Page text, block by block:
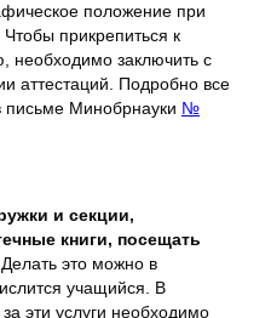
положение при
прикрепиться к
необходимо заключить с
аттестаций. Подробно все
письме Минобрнауки №
и секции,
книги, посещать
Делать это можно в
учащийся. В
эти услуги необходимо